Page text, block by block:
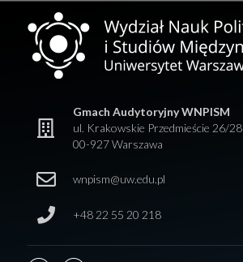
Gmach Audytoryjny WNPISM
ul. Krakowskie Przedmieście 26/28
00-927 Warszawa
wnpism@uw.edu.pl
+48 22 55 20 218